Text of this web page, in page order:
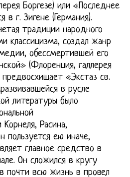
Боргезе) или «Последнее
в г. Зигене (Германия).
традиции народного
классицизма, создал жанр
обессмертившей его
(Флоренция, галлерея
«Экстаз св.
в русле
литературы было
Расина,
пользуется ею иначе,
главное средство в
Он сложился в кругу
почти всю жизнь в провел